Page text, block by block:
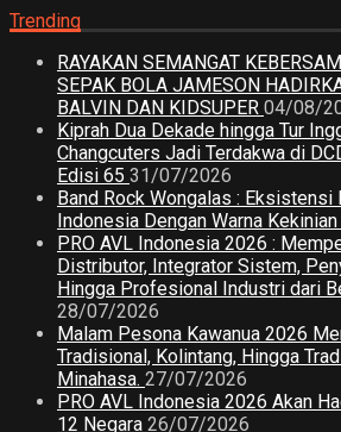
Trending
RAYAKAN SEMANGAT
SEPAK BOLA JAMESON
BALVIN DAN KIDSUPER 04/08/
Kiprah Dua Dekade hingga Tur
Changcuters Jadi Terdakwa di
Edisi 65 31/07/2026
Band Rock Wongalas :
Indonesia Dengan Warna Kekinian
PRO AVL Indonesia 2026 :
Distributor, Integrator Sistem,
Hingga Profesional Industri dari
28/07/2026
Malam Pesona Kawanua 2026
Tradisional, Kolintang, Hingga
Minahasa. 27/07/2026
PRO AVL Indonesia 2026 Akan
12 Negara 26/07/2026